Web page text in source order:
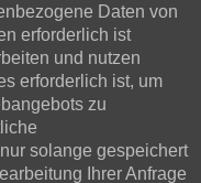
Daten von
erforderlich ist
und nutzen
erforderlich ist, um
zu
solange gespeichert
Ihrer Anfrage